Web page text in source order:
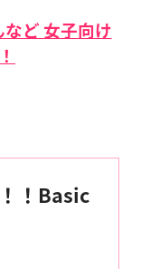
ど 女子向け
！Basic